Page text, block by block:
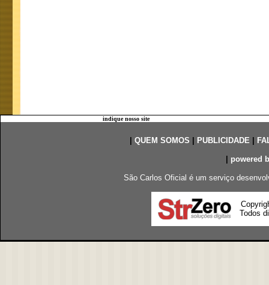
indique nosso site
QUEM SOMOS PUBLICIDADE|
powered
São Carlos Oficial é um serviço
Todos